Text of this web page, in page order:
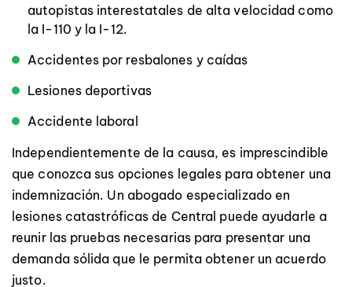
autopistas interestatales de alta velocidad como
la I-110 y la I-12.
Accidentes por resbalones y caídas
Lesiones deportivas
Accidente laboral
Independientemente de la causa, es imprescindible
que conozca sus opciones legales para obtener una
indemnización. Un abogado especializado en
lesiones catastróficas de Central puede ayudarle a
reunir las pruebas necesarias para presentar una
demanda sólida que le permita obtener un acuerdo
justo.